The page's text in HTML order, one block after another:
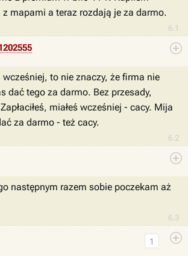
6.1
mapami a teraz rozdają je za darmo.
6.2
wcześniej, to nie znaczy, że firma nie
dać tego za darmo. Bez przesady,
miałeś wcześniej - cacy. Mija
za darmo - też cacy.
6.3
następnym razem sobie poczekam aż
1